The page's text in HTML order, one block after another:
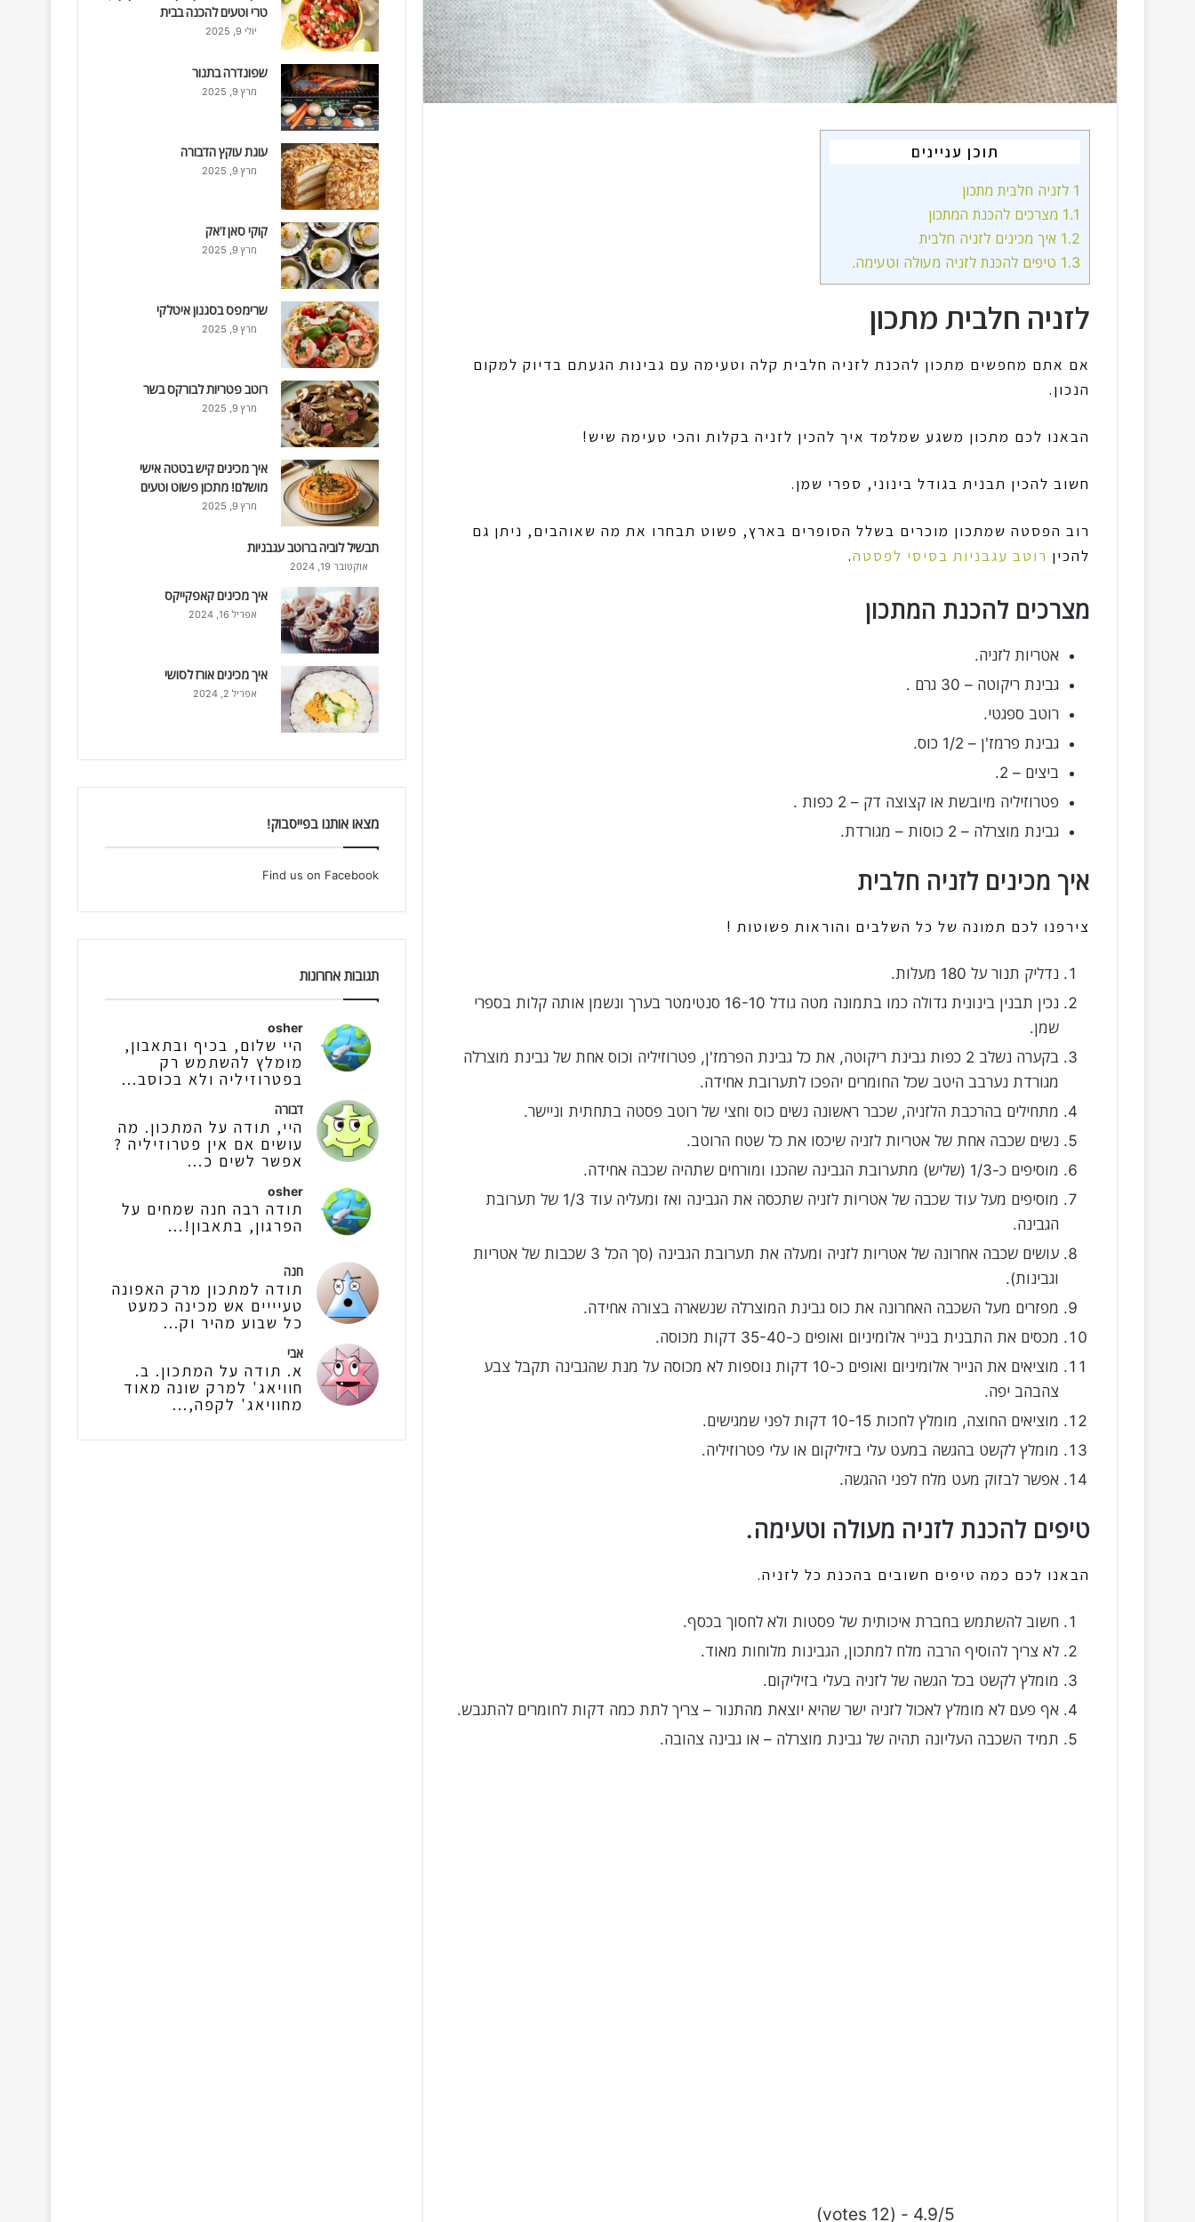
תוכן עניינים
1 לזניה חלבית מתכון
1.1 מצרכים להכנת המתכון
1.2 איך מכינים לזניה חלבית
1.3 טיפים להכנת לזניה מעולה וטעימה.
לזניה חלבית מתכון
אם אתם מחפשים מתכון להכנת לזניה חלבית קלה וטעימה עם גבינות הגעתם בדיוק למקום
הנכון.
הבאנו לכם מתכון משגע שמלמד איך להכין לזניה בקלות והכי טעימה שיש!
חשוב להכין תבנית בגודל בינוני, ספרי שמן.
רוב הפסטה שמתכון מוכרים בשלל הסופרים בארץ, פשוט תבחרו את מה שאוהבים, ניתן גם
להכין רוטב עגבניות בסיסי לפסטה.
מצרכים להכנת המתכון
אטריות לזניה.
גבינת ריקוטה – 30 גרם .
רוטב ספגטי.
גבינת פרמז'ן – 1/2 כוס.
ביצים – 2.
פטרוזיליה מיובשת או קצוצה דק – 2 כפות .
גבינת מוצרלה – 2 כוסות – מגורדת.
איך מכינים לזניה חלבית
צירפנו לכם תמונה של כל השלבים והוראות פשוטות !
נדליק תנור על 180 מעלות.
נכין תבנין בינונית גדולה כמו בתמונה מטה גודל 16-10 סנטימטר בערך ונשמן אותה קלות בספרי
שמן.
בקערה נשלב 2 כפות גבינת ריקוטה, את כל גבינת הפרמז'ן, פטרוזיליה וכוס אחת של גבינת מוצרלה
מגורדת נערבב היטב שכל החומרים יהפכו לתערובת אחידה.
מתחילים בהרכבת הלזניה, שכבר ראשונה נשים כוס וחצי של רוטב פסטה בתחתית וניישר.
נשים שכבה אחת של אטריות לזניה שיכסו את כל שטח הרוטב.
מוסיפים כ-1/3 (שליש) מתערובת הגבינה שהכנו ומורחים שתהיה שכבה אחידה.
מוסיפים מעל עוד שכבה של אטריות לזניה שתכסה את הגבינה ואז ומעליה עוד 1/3 של תערובת
הגבינה.
עושים שכבה אחרונה של אטריות לזניה ומעלה את תערובת הגבינה (סך הכל 3 שכבות של אטריות
וגבינות).
מפזרים מעל השכבה האחרונה את כוס גבינת המוצרלה שנשארה בצורה אחידה.
מכסים את התבנית בנייר אלומיניום ואופים כ-35-40 דקות מכוסה.
מוציאים את הנייר אלומיניום ואופים כ-10 דקות נוספות לא מכוסה על מנת שהגבינה תקבל צבע
צהבהב יפה.
מוציאים החוצה, מומלץ לחכות 10-15 דקות לפני שמגישים.
מומלץ לקשט בהגשה במעט עלי בזיליקום או עלי פטרוזיליה.
אפשר לבזוק מעט מלח לפני ההגשה.
טיפים להכנת לזניה מעולה וטעימה.
הבאנו לכם כמה טיפים חשובים בהכנת כל לזניה.
חשוב להשתמש בחברת איכותית של פסטות ולא לחסוך בכסף.
לא צריך להוסיף הרבה מלח למתכון, הגבינות מלוחות מאוד.
מומלץ לקשט בכל הגשה של לזניה בעלי בזיליקום.
אף פעם לא מומלץ לאכול לזניה ישר שהיא יוצאת מהתנור – צריך לתת כמה דקות לחומרים להתגבש.
תמיד השכבה העליונה תהיה של גבינת מוצרלה – או גבינה צהובה.
4.9/5 - (12 votes)
טרי וטעים להכנה בבית
יולי 9, 2025
שפונדרה בתנור
מרץ 9, 2025
עוגת עוקץ הדבורה
מרץ 9, 2025
קוקי סאן ז'אק
מרץ 9, 2025
שרימפס בסגנון איטלקי
מרץ 9, 2025
רוטב פטריות לבורקס בשר
מרץ 9, 2025
איך מכינים קיש בטטה אישי
מושלם! מתכון פשוט וטעים
מרץ 9, 2025
תבשיל לוביה ברוטב עגבניות
אוקטובר 19, 2024
איך מכינים קאפקייקס
אפריל 16, 2024
איך מכינים אורז לסושי
אפריל 2, 2024
מצאו אותנו בפייסבוק!
Find us on Facebook
תגובות אחרונות
osher
היי שלום, בכיף ובתאבון,
מומלץ להשתמש רק
בפטרוזיליה ולא בכוסב...
דבורה
היי, תודה על המתכון. מה
עושים אם אין פטרוזיליה ?
אפשר לשים כ...
osher
תודה רבה חנה שמחים על
הפרגון, בתאבון!...
חנה
תודה למתכון מרק האפונה
טעיייים אש מכינה כמעט
כל שבוע מהיר וק...
אבי
א. תודה על המתכון. ב.
חוויאג' למרק שונה מאוד
מחוויאג' לקפה,...